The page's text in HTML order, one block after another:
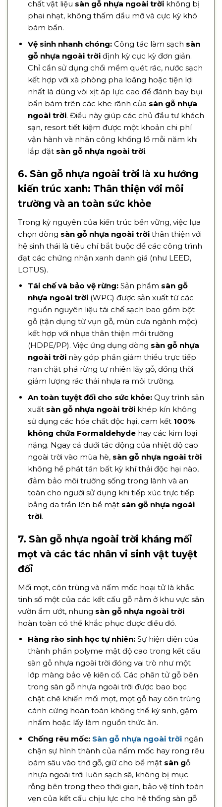
chất vật liệu sàn gỗ nhựa ngoài trờikhông bị
phai nhạt, không thấm dầu mỡ và cực kỳ khó
bám bẩn.
Vệ sinh nhanh chóng:Công tác làm sạch sàn
gỗ nhựa ngoài trờiđịnh kỳ cực kỳ đơn giản.
Chỉ cần sử dụng chổi mềm quét rác, nước sạch
kết hợp với xà phòng pha loãng hoặc tiện lợi
nhất là dùng vòi xịt áp lực cao để đánh bay bụi
bẩn bám trên các khe rãnh của sàn gỗ nhựa
ngoài trời. Điều này giúp các chủ đầu tư khách
sạn, resort tiết kiệm được một khoản chi phí
vận hành và nhân công khổng lồ mỗi năm khi
lắp đặt sàn gỗ nhựa ngoài trời.
6. Sàn gỗ nhựa ngoài trời là xu hướng
kiến trúc xanh: Thân thiện với môi
trường và an toàn sức khỏe
Trong kỷ nguyên của kiến trúc bền vững, việc lựa
chọn dòng sàn gỗ nhựa ngoài trời thân thiện với
hệ sinh thái là tiêu chí bắt buộc để các công trình
đạt các chứng nhận xanh danh giá (như LEED,
LOTUS).
Tái chế và bảo vệ rừng:Sản phẩm sàn gỗ
nhựa ngoài trời(WPC) được sản xuất từ các
nguồn nguyên liệu tái chế sạch bao gồm bột
gỗ (tận dụng từ vụn gỗ, mùn cưa ngành mộc)
kết hợp với nhựa thân thiện môi trường
(HDPE/PP). Việc ứng dụng dòng sàn gỗ nhựa
ngoài trờinày góp phần giảm thiểu trực tiếp
nạn chặt phá rừng tự nhiên lấy gỗ, đồng thời
giảm lượng rác thải nhựa ra môi trường.
An toàn tuyệt đối cho sức khỏe:Quy trình sản
xuất sàn gỗ nhựa ngoài trờikhép kín không
sử dụng các hóa chất độc hại, cam kết 100%
không chứa Formaldehydehay các kim loại
nặng. Ngay cả dưới tác động của nhiệt độ cao
ngoài trời vào mùa hè, sàn gỗ nhựa ngoài trời
không hề phát tán bất kỳ khí thải độc hại nào,
đảm bảo môi trường sống trong lành và an
toàn cho người sử dụng khi tiếp xúc trực tiếp
bằng da trần lên bề mặt sàn gỗ nhựa ngoài
trời.
7. Sàn gỗ nhựa ngoài trời kháng mối
mọt và các tác nhân vi sinh vật tuyệt
đối
Mối mọt, côn trùng và nấm mốc hoại tử là khắc
tinh số một của các kết cấu gỗ nằm ở khu vực sân
vườn ẩm ướt, nhưng sàn gỗ nhựa ngoài trời
hoàn toàn có thể khắc phục được điều đó.
Hàng rào sinh học tự nhiên:Sự hiện diện của
thành phần polyme mật độ cao trong kết cấu
sàn gỗ nhựa ngoài trời đóng vai trò như một
lớp màng bảo vệ kiên cố. Các phân tử gỗ bên
trong sàn gỗ nhựa ngoài trời được bao bọc
chặt chẽ khiến mối mọt, mọt gỗ hay côn trùng
cánh cứng hoàn toàn không thể ký sinh, gặm
nhấm hoặc lấy làm nguồn thức ăn.
Chống rêu mốc: Sàn gỗ nhựa ngoài trờingăn
chặn sự hình thành của nấm mốc hay rong rêu
bám sâu vào thớ gỗ, giữ cho bề mặt sàn gỗ
nhựa ngoài trời luôn sạch sẽ, không bị mục
rỗng bên trong theo thời gian, bảo vệ tính toàn
vẹn của kết cấu chịu lực cho hệ thống sàn gỗ